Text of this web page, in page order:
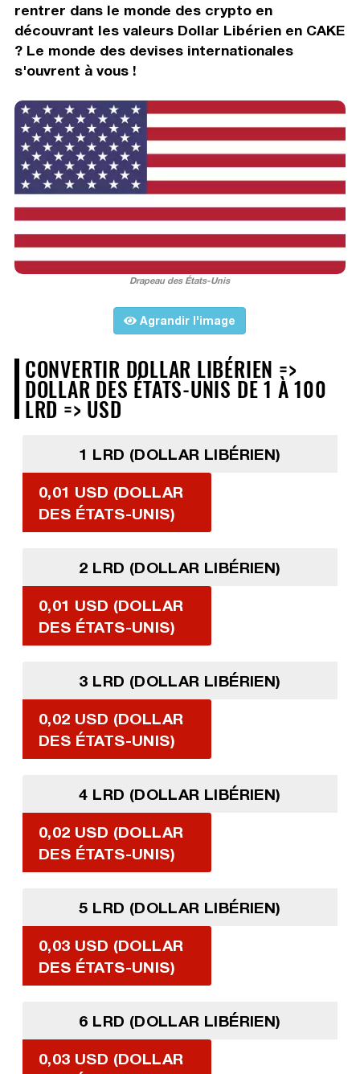
rentrer dans le monde des crypto en
découvrant les valeurs Dollar Libérien en CAKE
? Le monde des devises internationales
s'ouvrent à vous !
Drapeau des États-Unis
Agrandir l'image
CONVERTIR DOLLAR LIBÉRIEN =>
DOLLAR DES ÉTATS-UNIS DE 1 À 100
LRD => USD
1 LRD (DOLLAR LIBÉRIEN)
0,01 USD (DOLLAR
DES ÉTATS-UNIS)
2 LRD (DOLLAR LIBÉRIEN)
0,01 USD (DOLLAR
DES ÉTATS-UNIS)
3 LRD (DOLLAR LIBÉRIEN)
0,02 USD (DOLLAR
DES ÉTATS-UNIS)
4 LRD (DOLLAR LIBÉRIEN)
0,02 USD (DOLLAR
DES ÉTATS-UNIS)
5 LRD (DOLLAR LIBÉRIEN)
0,03 USD (DOLLAR
DES ÉTATS-UNIS)
6 LRD (DOLLAR LIBÉRIEN)
0,03 USD (DOLLAR